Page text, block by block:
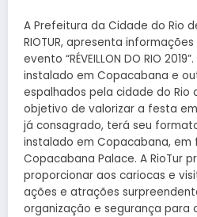
A Prefeitura da Cidade do Rio
RIOTUR, apresenta
evento “RÉVEILLON DO RIO
instalado em Copacabana e
espalhados pela cidade do Rio
objetivo de valorizar a festa
já consagrado, terá seu
instalado em Copacabana, em
Copacabana Palace. A RioTur
proporcionar aos cariocas e
ações e atrações
organização e segurança para